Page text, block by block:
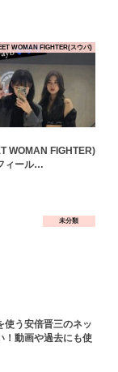
WOMAN FIGHTER(スウパ)
WOMAN FIGHTER)
ィール…
未分類
使う安倍晋三のネッ
！動画や過去にも使